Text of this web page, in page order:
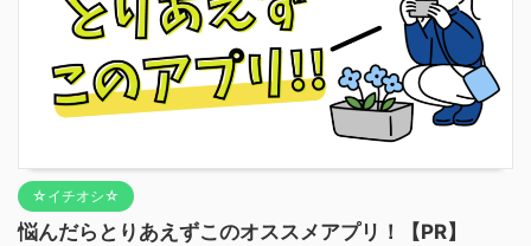
☆イチオシ☆
悩んだらとりあえずこのオススメアプリ！【PR】